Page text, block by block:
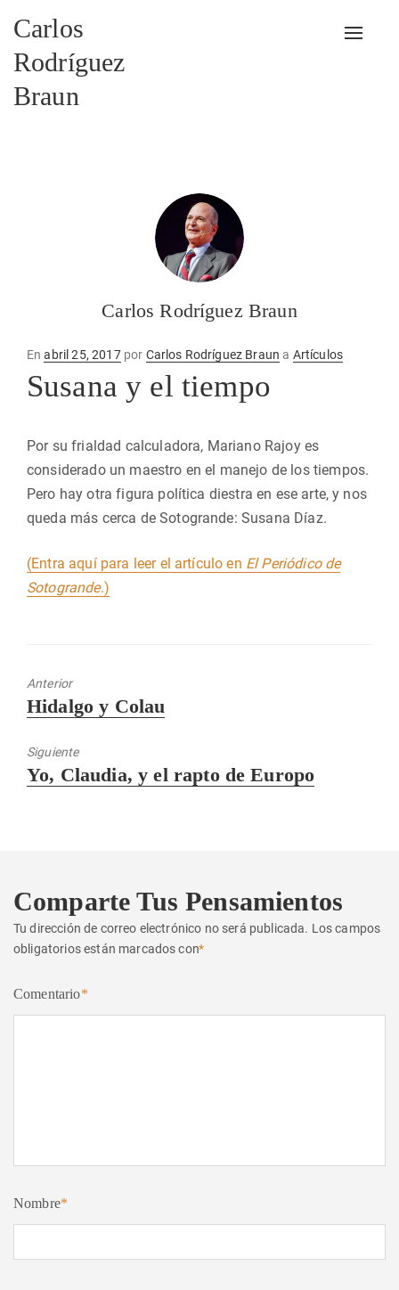
Carlos
Rodríguez
Braun
Carlos Rodríguez Braun
EnPublicado
abril 25, 2017por Carlos Rodríguez Braun a Artículos
Susana y el tiempo
Por su frialdad calculadora, Mariano Rajoy es
considerado un maestro en el manejo de los tiempos.
Pero hay otra figura política diestra en ese arte, y nos
queda más cerca de Sotogrande: Susana Díaz.
(Entra aquí para leer el artículo en El Periódico de
Sotogrande.)
Anterior
Entrada
Hidalgo y Colau
Siguiente
Entrada
Yo, Claudia, y el rapto de Europo
Comparte Tus Pensamientos
Tu dirección de correo electrónico no será publicada. Los campos
obligatorios están marcados con*
Comentario*
Nombre*